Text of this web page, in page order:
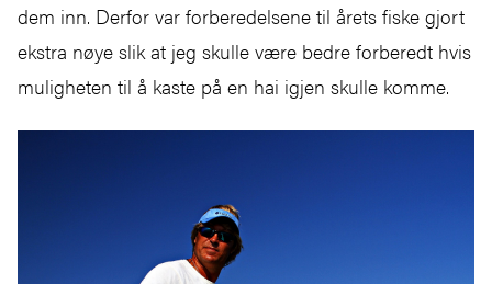
dem inn. Derfor var forberedelsene til årets fiske gjort
ekstra nøye slik at jeg skulle være bedre forberedt hvis
muligheten til å kaste på en hai igjen skulle komme.